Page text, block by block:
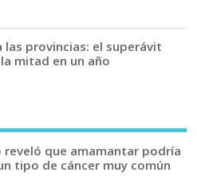
las provincias: el superávit
mitad en un año
reveló que amamantar podría
tipo de cáncer muy común